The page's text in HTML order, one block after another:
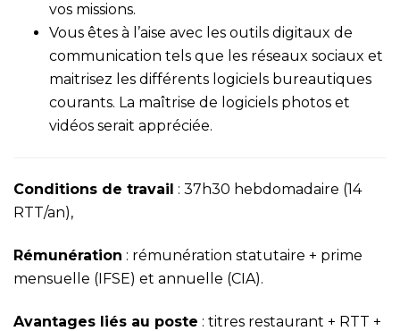
vos missions.
Vous êtes à l’aise avec les outils digitaux de
communication tels que les réseaux sociaux et
maitrisez les différents logiciels bureautiques
courants. La maîtrise de logiciels photos et
vidéos serait appréciée.
Conditions de travail : 37h30 hebdomadaire (14
RTT/an),
Rémunération : rémunération statutaire + prime
mensuelle (IFSE) et annuelle (CIA).
Avantages liés au poste : titres restaurant + RTT +